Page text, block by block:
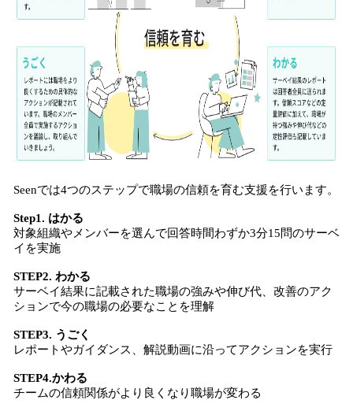
Seenでは4つのステップで職場の信頼を育む支援を行います。
Step1. はかる
対象組織やメンバーを選んで回答時間わずか3分15問のサーベ
イを実施
STEP2. わかる
サーベイ結果に記載された職場の強みや伸び代、改善のアク
ションで今の職場の必要なことを理解
STEP3. うごく
‍‍レポートやガイダンス、解説動画に沿ってアクションを実行
STEP4.かわる
チームの信頼関係がより良くなり職場が変わる